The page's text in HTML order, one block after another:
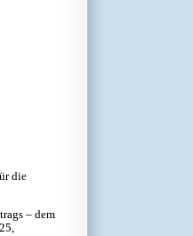
die
– dem